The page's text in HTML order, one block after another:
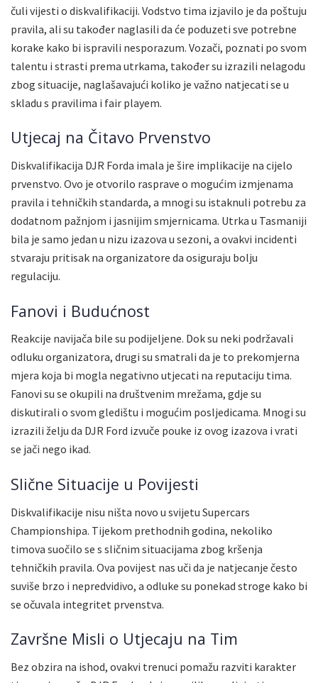
čuli vijesti o diskvalifikaciji. Vodstvo tima izjavilo je da poštuju
pravila, ali su također naglasili da će poduzeti sve potrebne
korake kako bi ispravili nesporazum. Vozači, poznati po svom
talentu i strasti prema utrkama, također su izrazili nelagodu
zbog situacije, naglašavajući koliko je važno natjecati se u
skladu s pravilima i fair playem.
Utjecaj na Čitavo Prvenstvo
Diskvalifikacija DJR Forda imala je šire implikacije na cijelo
prvenstvo. Ovo je otvorilo rasprave o mogućim izmjenama
pravila i tehničkih standarda, a mnogi su istaknuli potrebu za
dodatnom pažnjom i jasnijim smjernicama. Utrka u Tasmaniji
bila je samo jedan u nizu izazova u sezoni, a ovakvi incidenti
stvaraju pritisak na organizatore da osiguraju bolju
regulaciju.
Fanovi i Budućnost
Reakcije navijača bile su podijeljene. Dok su neki podržavali
odluku organizatora, drugi su smatrali da je to prekomjerna
mjera koja bi mogla negativno utjecati na reputaciju tima.
Fanovi su se okupili na društvenim mrežama, gdje su
diskutirali o svom gledištu i mogućim posljedicama. Mnogi su
izrazili želju da DJR Ford izvuče pouke iz ovog izazova i vrati
se jači nego ikad.
Slične Situacije u Povijesti
Diskvalifikacije nisu ništa novo u svijetu Supercars
Championshipa. Tijekom prethodnih godina, nekoliko
timova suočilo se s sličnim situacijama zbog kršenja
tehničkih pravila. Ova povijest nas uči da je natjecanje često
suviše brzo i nepredvidivo, a odluke su ponekad stroge kako bi
se očuvala integritet prvenstva.
Završne Misli o Utjecaju na Tim
Bez obzira na ishod, ovakvi trenuci pomažu razviti karakter